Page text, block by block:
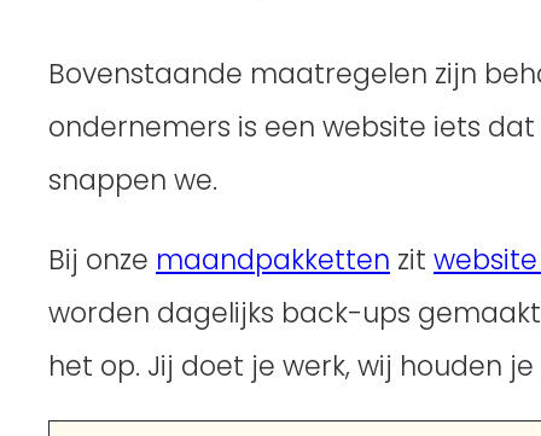
Bovenstaande maatregelen zijn
ondernemers is een website iets
snappen we.
Bij onze maandpakketten zit
worden dagelijks back-ups
het op. Jij doet je werk, wij houden